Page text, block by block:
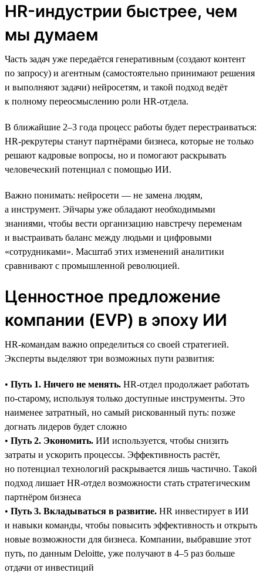
HR-индустрии быстрее, чем
мы думаем
Часть задач уже передаётся генеративным (создают контент
по запросу) и агентным (самостоятельно принимают решения
и выполняют задачи) нейросетям, и такой подход ведёт
к полному переосмыслению роли HR-отдела.
В ближайшие 2–3 года процесс работы будет перестраиваться:
HR-рекрутеры станут партнёрами бизнеса, которые не только
решают кадровые вопросы, но и помогают раскрывать
человеческий потенциал с помощью ИИ.
Важно понимать: нейросети — не замена людям,
а инструмент. Эйчары уже обладают необходимыми
знаниями, чтобы вести организацию навстречу переменам
и выстраивать баланс между людьми и цифровыми
«сотрудниками». Масштаб этих изменений аналитики
сравнивают с промышленной революцией.
Ценностное предложение
компании (EVP) в эпоху ИИ
HR-командам важно определиться со своей стратегией.
Эксперты выделяют три возможных пути развития:
• Путь 1. Ничего не менять. HR-отдел продолжает работать
по-старому, используя только доступные инструменты. Это
наименее затратный, но самый рискованный путь: позже
догнать лидеров будет сложно
• Путь 2. Экономить. ИИ используется, чтобы снизить
затраты и ускорить процессы. Эффективность растёт,
но потенциал технологий раскрывается лишь частично. Такой
подход лишает HR-отдел возможности стать стратегическим
партнёром бизнеса
• Путь 3. Вкладываться в развитие. HR инвестирует в ИИ
и навыки команды, чтобы повысить эффективность и открыть
новые возможности для бизнеса. Компании, выбравшие этот
путь, по данным Deloitte, уже получают в 4–5 раз больше
отдачи от инвестиций